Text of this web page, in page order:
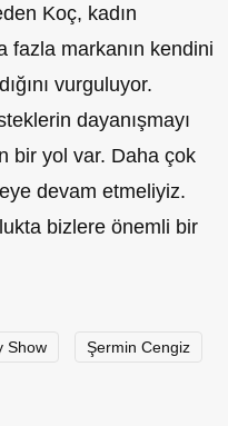
Koç, kadın
fazla markanın kendini
vurguluyor.
dayanışmayı
bir yol var. Daha çok
devam etmeliyiz.
bizlere önemli bir
Show Şermin Cengiz